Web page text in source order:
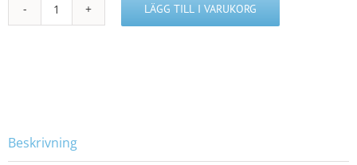
E4601722
LÄGG TILL I VARUKORG
Beskrivning